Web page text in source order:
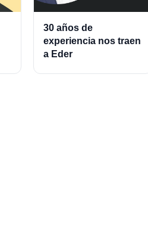
30 años de
experiencia nos traen
a Eder